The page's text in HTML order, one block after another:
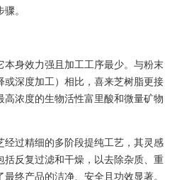
。
本身效力强且加工工序最少。与粉末
或深度加工）相比，喜来芝树脂更接
浓度的生物活性富里酸和微量矿物
经过精细的多阶段提纯工艺，其灵感
括反复过滤和干燥，以去除杂质、重
终产品的洁净、安全且功效显著。